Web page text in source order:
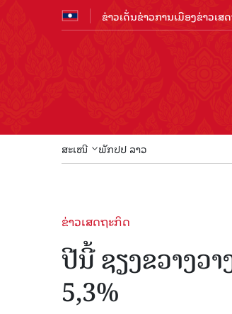
ຂ່າວເດັ່ນຂ່າວການເມືອງຂ່າວເສ
ສະເໜີ ພັກປປ ລາວ
ຂ່າວເສດຖະກິດ
ປີນີ້ ຊຽງຂວາງວ
5,3%